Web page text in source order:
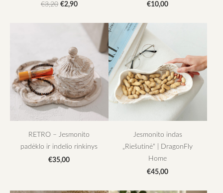
€3,20 €2,90 €10,00
RETRO – Jesmonito
padėklo ir indelio rinkinys
€35,00
Jesmonito indas
„Riešutinė“ | DragonFly
Home
€45,00